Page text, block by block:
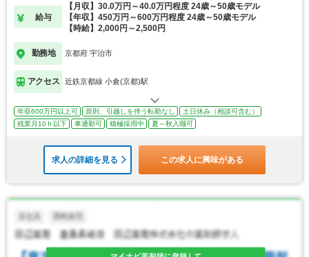
給与
【月収】30.0万円～40.0万円程度 24歳～50歳モデル
【年収】450万円～600万円程度 24歳～50歳モデル
【時給】2,000円～2,500円
勤務地 京都府 宇治市
アクセス 近鉄京都線 小倉(京都)駅
年収600万円以上可 原則、引越しを伴う転勤なし
土日休み（相談可含む）
残業月10ｈ以下
車通勤可 積極採用中 夏～秋入職可
求人の詳細を見る この求人に興味がある